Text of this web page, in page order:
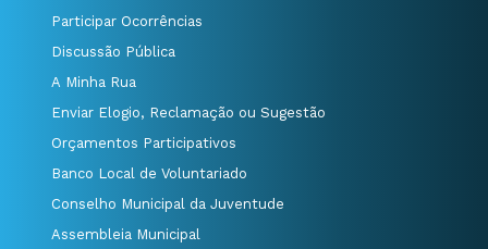
Participar Ocorrências
Discussão Pública
A Minha Rua
Enviar Elogio, Reclamação ou Sugestão
Orçamentos Participativos
Banco Local de Voluntariado
Conselho Municipal da Juventude
Assembleia Municipal